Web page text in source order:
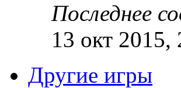
Последнее
13 окт 2015,
Другие игры